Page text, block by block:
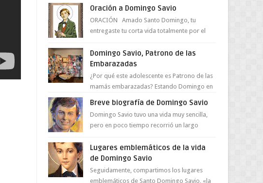
Oración a Domingo Savio
ORACIÓN Amado Santo Domingo, tu
entregaste tu corta vida totalmente por el
juventud para ...
Domingo Savio, Patrono de las
Embarazadas
¿Por qué este adolescente es Patrono de las
mamás embarazadas? Estando Domingo en
el Oratorio en Turín, un día le pide a Don
Breve biografía de Domingo Savio
Domingo Savio tuvo una vida muy sencilla,
pero en poco tiempo recorrió un largo
Espíritu Santo y fr...
Lugares emblemáticos de la vida
de Domingo Savio
Seguidamente, compartimos los lugares
emblemáticos de Santo Domingo Savio, «la